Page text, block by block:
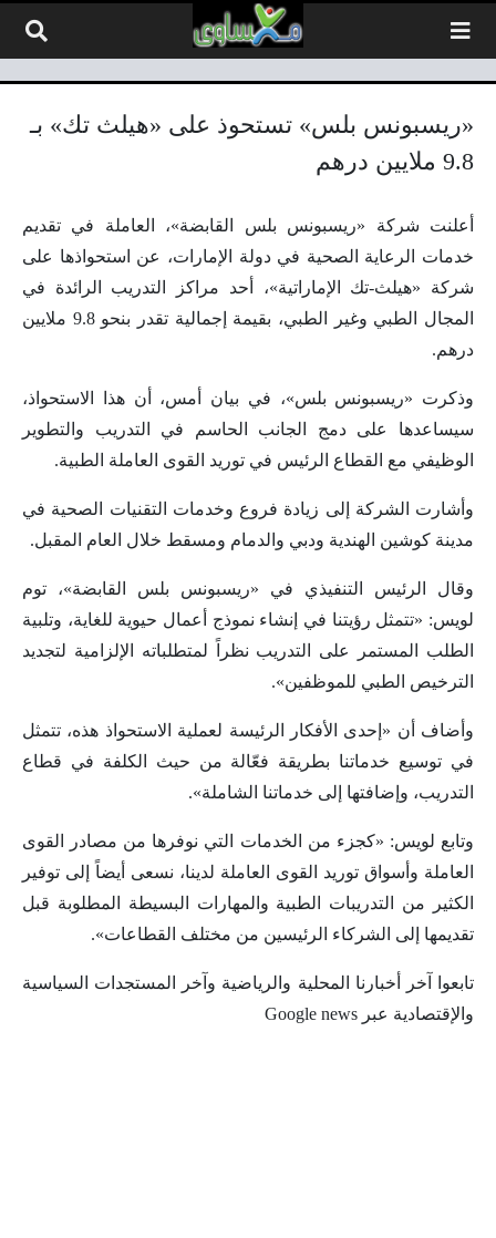
«ريسبونس بلس» تستحوذ على «هيلث تك» بـ
9.8 ملايين درهم
أعلنت شركة «ريسبونس بلس القابضة»، العاملة في تقديم
خدمات الرعاية الصحية في دولة الإمارات، عن استحواذها على
شركة «هيلث-تك الإماراتية»، أحد مراكز التدريب الرائدة في
المجال الطبي وغير الطبي، بقيمة إجمالية تقدر بنحو 9.8 ملايين
درهم.
وذكرت «ريسبونس بلس»، في بيان أمس، أن هذا الاستحواذ،
سيساعدها على دمج الجانب الحاسم في التدريب والتطوير
الوظيفي مع القطاع الرئيس في توريد القوى العاملة الطبية.
وأشارت الشركة إلى زيادة فروع وخدمات التقنيات الصحية في
مدينة كوشين الهندية ودبي والدمام ومسقط خلال العام المقبل.
وقال الرئيس التنفيذي في «ريسبونس بلس القابضة»، توم
لويس: «تتمثل رؤيتنا في إنشاء نموذج أعمال حيوية للغاية، وتلبية
الطلب المستمر على التدريب نظراً لمتطلباته الإلزامية لتجديد
الترخيص الطبي للموظفين».
وأضاف أن «إحدى الأفكار الرئيسة لعملية الاستحواذ هذه، تتمثل
في توسيع خدماتنا بطريقة فعّالة من حيث الكلفة في قطاع
التدريب، وإضافتها إلى خدماتنا الشاملة».
وتابع لويس: «كجزء من الخدمات التي نوفرها من مصادر القوى
العاملة وأسواق توريد القوى العاملة لدينا، نسعى أيضاً إلى توفير
الكثير من التدريبات الطبية والمهارات البسيطة المطلوبة قبل
تقديمها إلى الشركاء الرئيسين من مختلف القطاعات».
تابعوا آخر أخبارنا المحلية والرياضية وآخر المستجدات السياسية
والإقتصادية عبر Google news